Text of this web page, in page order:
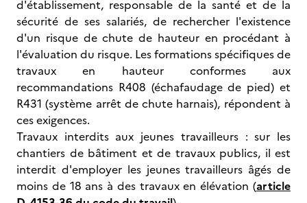
d'établissement, responsable de la santé et de la
sécurité de ses salariés, de rechercher l'existence
d'un risque de chute de hauteur en procédant à
l'évaluation du risque. Les formations spécifiques de
travaux en hauteur conformes aux
recommandations R408 (échafaudage de pied) et
R431 (système arrêt de chute harnais), répondent à
ces exigences.
Travaux interdits aux jeunes travailleurs : sur les
chantiers de bâtiment et de travaux publics, il est
interdit d'employer les jeunes travailleurs âgés de
moins de 18 ans à des travaux en élévation (article